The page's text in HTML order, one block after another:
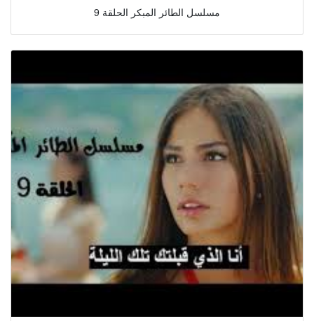
مسلسل الطائر المبكر الحلقة 9